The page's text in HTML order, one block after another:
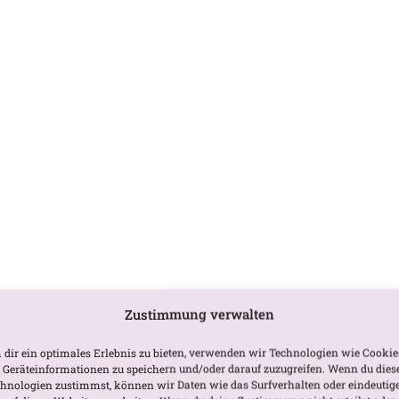
Zustimmung verwalten
dir ein optimales Erlebnis zu bieten, verwenden wir Technologien wie
zu speichern und/oder darauf zuzugreifen. Wenn du
zustimmst, können wir Daten wie das Surfverhalten oder